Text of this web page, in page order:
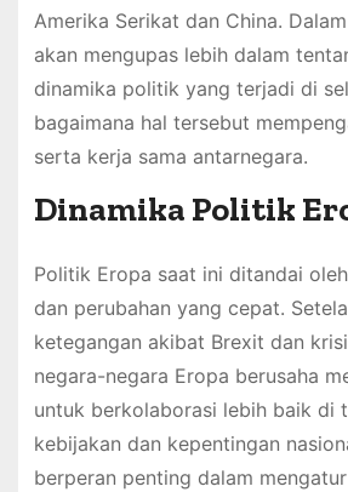
Amerika Serikat dan China.
akan mengupas lebih dalam
dinamika politik yang terjadi di
bagaimana hal tersebut
serta kerja sama antarnegara.
Dinamika Politik
Politik Eropa saat ini ditandai
dan perubahan yang cepat.
ketegangan akibat Brexit dan
negara-negara Eropa berusaha
untuk berkolaborasi lebih baik di
kebijakan dan kepentingan
berperan penting dalam